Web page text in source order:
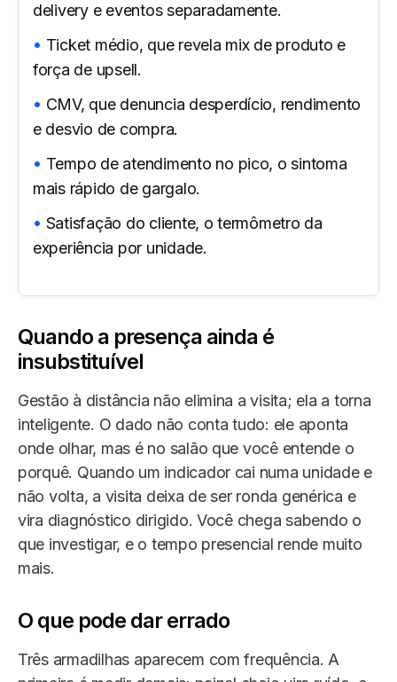
delivery e eventos separadamente.
Ticket médio, que revela mix de produto e
força de upsell.
CMV, que denuncia desperdício, rendimento
e desvio de compra.
Tempo de atendimento no pico, o sintoma
mais rápido de gargalo.
Satisfação do cliente, o termômetro da
experiência por unidade.
Quando a presença ainda é
insubstituível
Gestão à distância não elimina a visita; ela a torna
inteligente. O dado não conta tudo: ele aponta
onde olhar, mas é no salão que você entende o
porquê. Quando um indicador cai numa unidade e
não volta, a visita deixa de ser ronda genérica e
vira diagnóstico dirigido. Você chega sabendo o
que investigar, e o tempo presencial rende muito
mais.
O que pode dar errado
Três armadilhas aparecem com frequência. A